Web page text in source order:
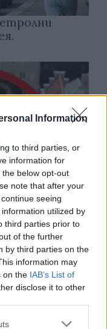
Information
to third parties, or
information for
below opt-out
note that after your
seeing
utilized by
third parties prior to
of the further
by third parties on the
information may
on the IAB’s List of
disclose it to other
години
в